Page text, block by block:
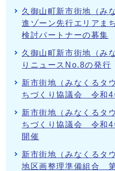
久御山町新市街地（み
進ゾーン先行エリアま
検討パートナーの募集
久御山町新市街地（み
りニュースNo.8の発行
新市街地（みなくるタ
ちづくり協議会 令和4
新市街地（みなくるタ
ちづくり協議会 令和4
開催
新市街地（みなくるタ
地区画整理準備組合